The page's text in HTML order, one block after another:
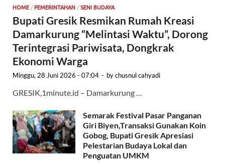
HOME / PEMERINTAHAN / SENI BUDAYA
Bupati Gresik Resmikan Rumah Kreasi
Damarkurung “Melintasi Waktu”, Dorong
Terintegrasi Pariwisata, Dongkrak
Ekonomi Warga
Minggu, 28 Juni 2026 - 07:04 - bychusnul cahyadi
GRESIK,1minute.id – Damarkurung …
Semarak Festival Pasar Panganan
Giri Biyen,Transaksi Gunakan Koin
Gobog, Bupati Gresik Apresiasi
Pelestarian Budaya Lokal dan
Penguatan UMKM